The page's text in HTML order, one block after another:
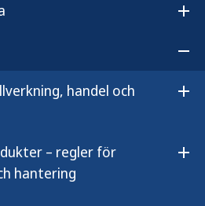
handel och
– regler för
hantering
om
allmänna råd
bassängbad utgör